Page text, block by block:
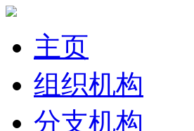
主页
组织机构
分支机构